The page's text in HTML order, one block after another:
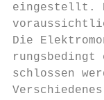
eingestellt.
Die
schlossen